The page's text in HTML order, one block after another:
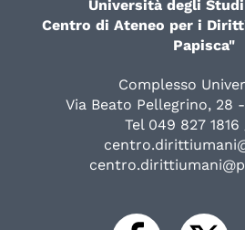
Università degli
Centro di Ateneo per i
Papisca"
Complesso
Via Beato Pellegrino, 28 -
Tel 049 827 1816